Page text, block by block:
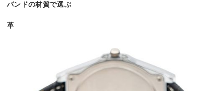
バンドの材質で選ぶ
革